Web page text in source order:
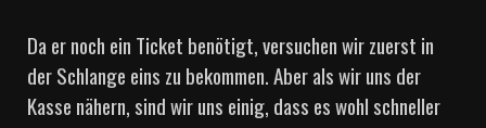
Da er noch ein Ticket benötigt, versuchen wir zuerst in
der Schlange eins zu bekommen. Aber als wir uns der
Kasse nähern, sind wir uns einig, dass es wohl schneller